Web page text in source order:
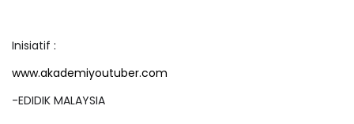
Inisiatif :
www.akademiyoutuber.com
-EDIDIK MALAYSIA